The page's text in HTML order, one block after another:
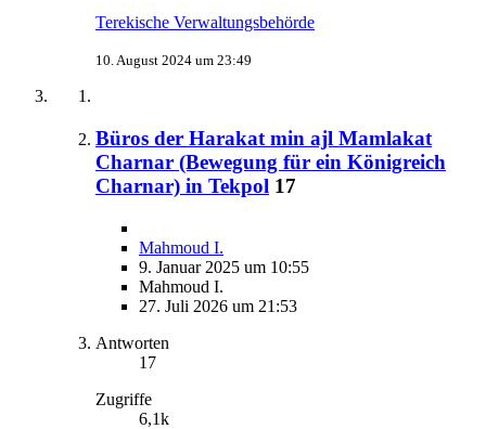
Terekische Verwaltungsbehörde
10. August 2024 um 23:49
Büros der Harakat min ajl Mamlakat
Charnar (Bewegung für ein Königreich
Charnar) in Tekpol 17
Mahmoud I.
9. Januar 2025 um 10:55
Mahmoud I.
27. Juli 2026 um 21:53
Antworten
17
Zugriffe
6,1k